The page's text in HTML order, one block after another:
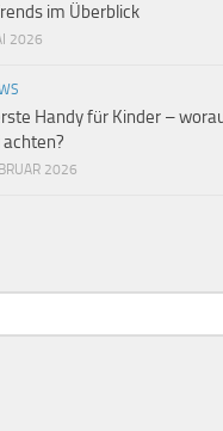
im Überblick
2026
Handy für Kinder –
2026